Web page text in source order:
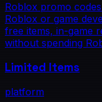
Roblox promo
Roblox or game
free items, in-game
without spending
Limited Items
platform